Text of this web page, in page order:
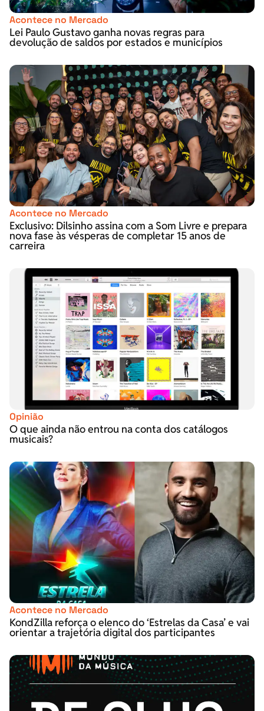
Acontece no Mercado
Lei Paulo Gustavo ganha novas regras para
devolução de saldos por estados e municípios
Acontece no Mercado
Exclusivo: Dilsinho assina com a Som Livre e prepara
nova fase às vésperas de completar 15 anos de
carreira
Opinião
O que ainda não entrou na conta dos catálogos
musicais?
Acontece no Mercado
KondZilla reforça o elenco do ‘Estrelas da Casa’ e vai
orientar a trajetória digital dos participantes